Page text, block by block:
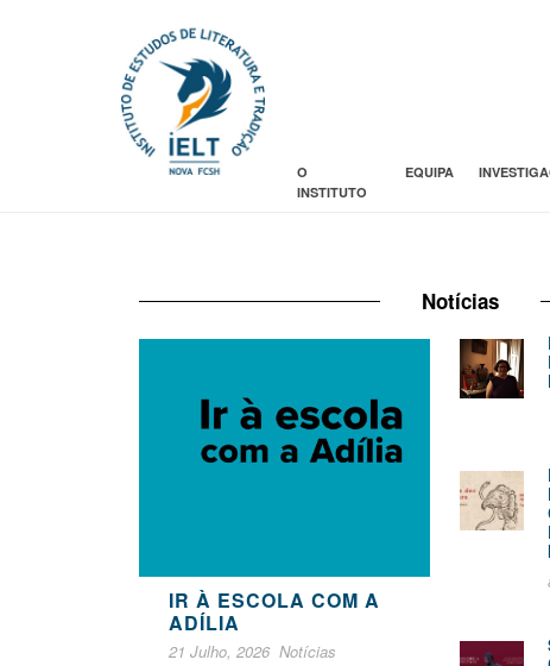
O
INSTITUTO
EQUIPA
Notícias
IR À ESCOLA COM A
ADÍLIA
21 Julho, 2026 Notícias